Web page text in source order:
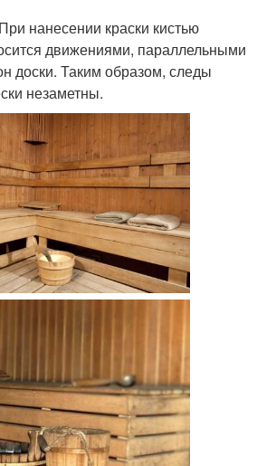
нанесении краски кистью
движениями, параллельными
доски. Таким образом, следы
незаметны.